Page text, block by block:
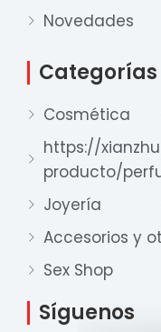
Novedades
Categorías
Cosmética
https://
producto/
Joyería
Accesorios y
Sex Shop
Síguenos
para